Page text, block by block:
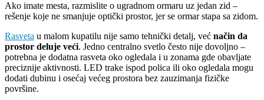
Ako imate mesta, razmislite o ugradnom ormaru uz jedan zid –
rešenje koje ne smanjuje optički prostor, jer se ormar stapa sa zidom.
Rasveta u malom kupatilu nije samo tehnički detalj, već način da
prostor deluje veći. Jedno centralno svetlo često nije dovoljno –
potrebna je dodatna rasveta oko ogledala i u zonama gde obavljate
preciznije aktivnosti. LED trake ispod polica ili oko ogledala mogu
dodati dubinu i osećaj većeg prostora bez zauzimanja fizičke
površine.